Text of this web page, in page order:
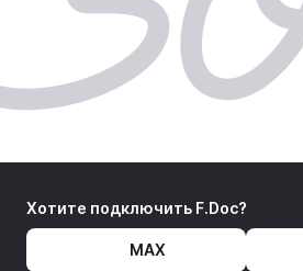
Хотите подключить F.Doc?
MAX